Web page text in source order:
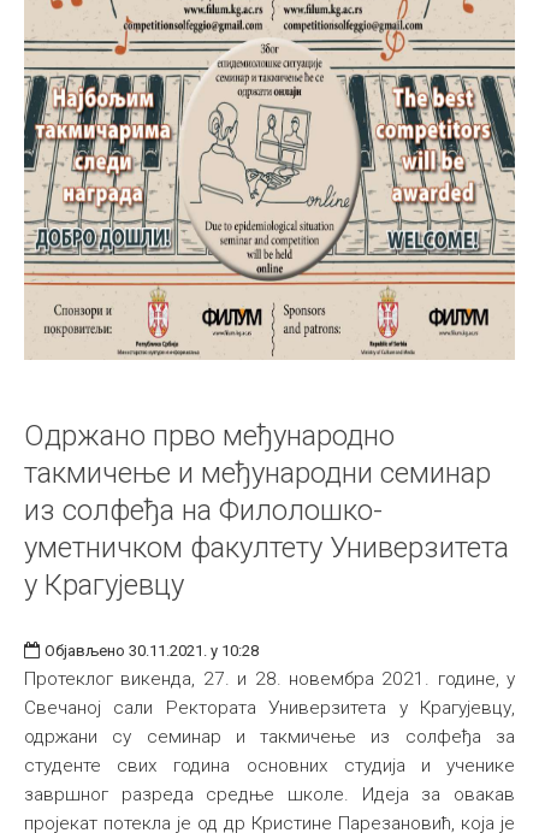
Одржано прво међународно
такмичење и међународни семинар
из солфеђа на Филолошко-
уметничком факултету Универзитета
у Крагујевцу
Објављено 30.11.2021. у 10:28
Протеклог викенда, 27. и 28. новембра 2021. године, у
Свечаној сали Ректората Универзитета у Крагујевцу,
одржани су семинар и такмичење из солфеђа за
студенте свих година основних студија и ученике
завршног разреда средње школе. Идеја за овакав
пројекат потекла је од др Кристине Парезановић, која је